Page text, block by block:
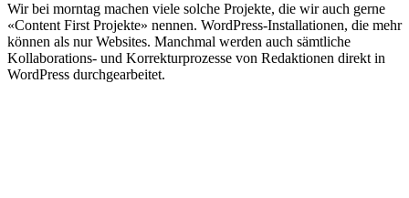
Wir bei morntag machen viele solche Projekte, die wir auch gerne
«Content First Projekte» nennen. WordPress-Installationen, die mehr
können als nur Websites. Manchmal werden auch sämtliche
Kollaborations- und Korrekturprozesse von Redaktionen direkt in
WordPress durchgearbeitet.